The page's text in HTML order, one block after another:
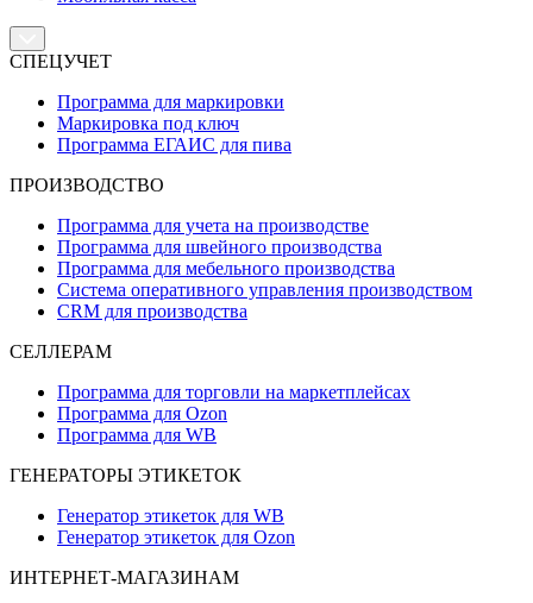
СПЕЦУЧЕТ
Программа для маркировки
Маркировка под ключ
Программа ЕГАИС для пива
ПРОИЗВОДСТВО
Программа для учета на производстве
Программа для швейного производства
Программа для мебельного производства
Система оперативного управления производством
CRM для производства
СЕЛЛЕРАМ
Программа для торговли на маркетплейсах
Программа для Ozon
Программа для WB
ГЕНЕРАТОРЫ ЭТИКЕТОК
Генератор этикеток для WB
Генератор этикеток для Ozon
ИНТЕРНЕТ-МАГАЗИНАМ